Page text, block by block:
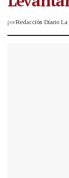
porRedacción Diario La